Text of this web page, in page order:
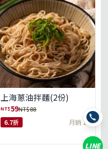
上海蔥油拌麵(2份)
NT$59NT$ 88
6.7折 月銷 18
LINE